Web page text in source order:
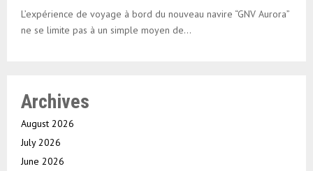
L’expérience de voyage à bord du nouveau navire “GNV Aurora”
ne se limite pas à un simple moyen de...
Archives
August 2026
July 2026
June 2026